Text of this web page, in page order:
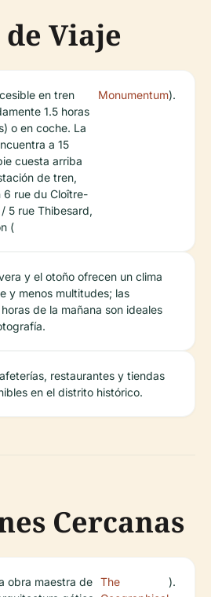
de Viaje
en tren
1.5 horas
o en coche. La
a 15
cuesta arriba
de tren,
6 rue du Cloître-
5 rue Thibesard,
(
Monumentum).
y el otoño ofrecen un clima
y menos multitudes; las
de la mañana son ideales
restaurantes y tiendas
en el distrito histórico.
Cercanas
obra maestra de The
).